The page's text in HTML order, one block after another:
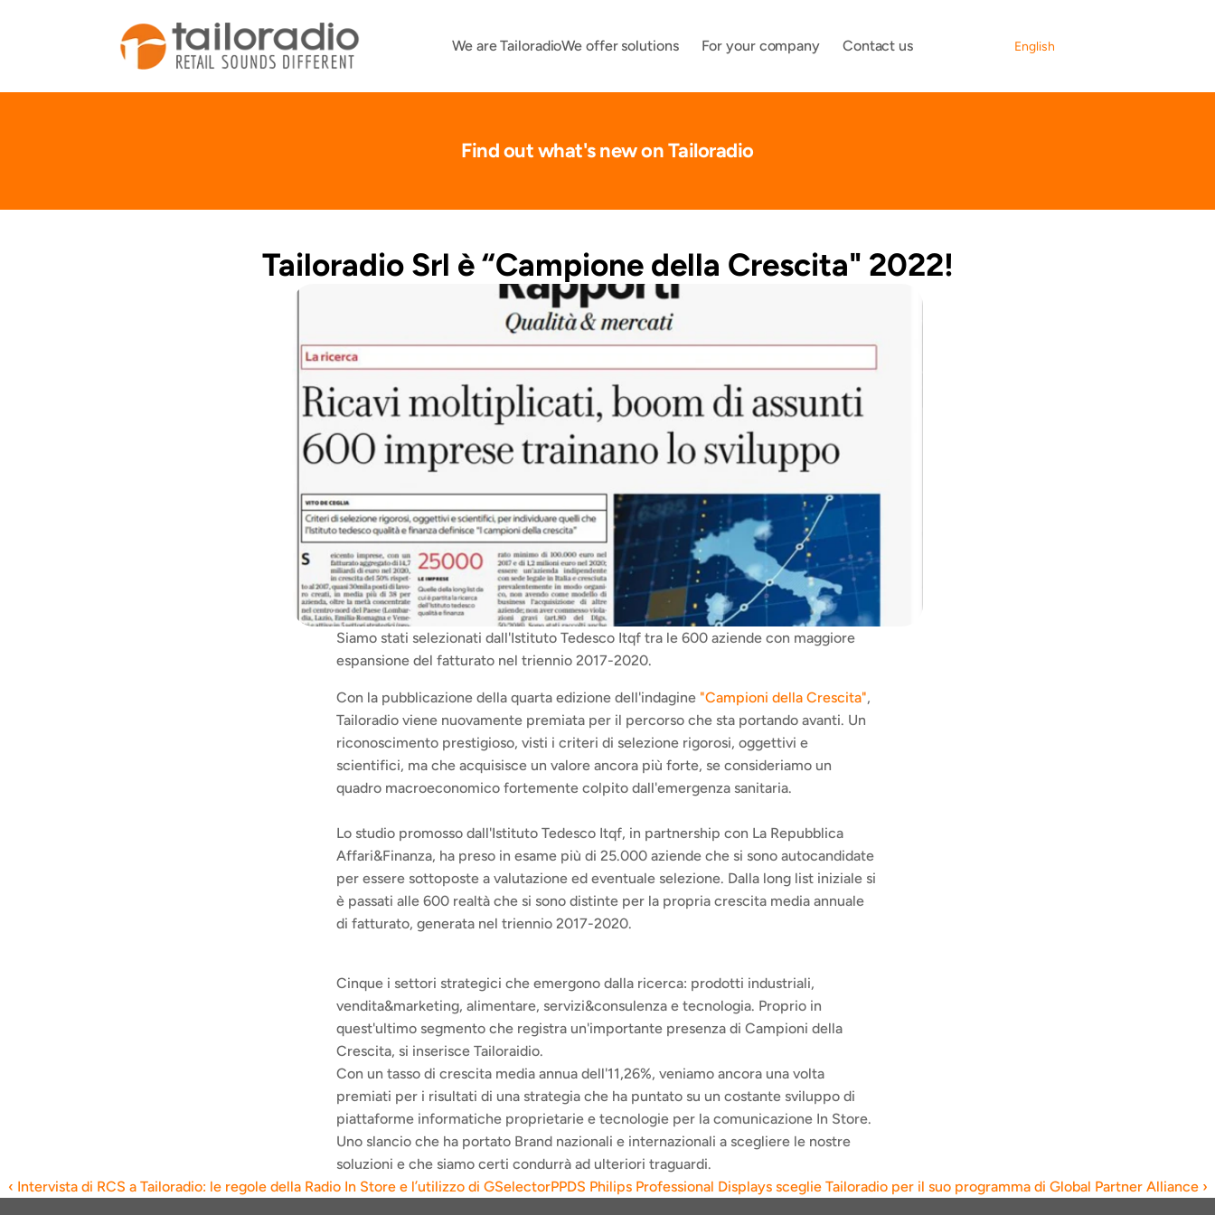
We are TailoradioWe offer solutions For your company Contact us English
Find out what's new on Tailoradio
Tailoradio Srl è “Campione della Crescita" 2022!
Siamo stati selezionati dall'Istituto Tedesco Itqf tra le 600 aziende con maggiore
espansione del fatturato nel triennio 2017-2020.
Con la pubblicazione della quarta edizione dell'indagine "Campioni della Crescita",
Tailoradio viene nuovamente premiata per il percorso che sta portando avanti. Un
riconoscimento prestigioso, visti i criteri di selezione rigorosi, oggettivi e
scientifici, ma che acquisisce un valore ancora più forte, se consideriamo un
quadro macroeconomico fortemente colpito dall'emergenza sanitaria.
Lo studio promosso dall'Istituto Tedesco Itqf, in partnership con La Repubblica
Affari&Finanza, ha preso in esame più di 25.000 aziende che si sono autocandidate
per essere sottoposte a valutazione ed eventuale selezione. Dalla long list iniziale si
è passati alle 600 realtà che si sono distinte per la propria crescita media annuale
di fatturato, generata nel triennio 2017-2020.
Cinque i settori strategici che emergono dalla ricerca: prodotti industriali,
vendita&marketing, alimentare, servizi&consulenza e tecnologia. Proprio in
quest'ultimo segmento che registra un'importante presenza di Campioni della
Crescita, si inserisce Tailoraidio.
Con un tasso di crescita media annua dell'11,26%, veniamo ancora una volta
premiati per i risultati di una strategia che ha puntato su un costante sviluppo di
piattaforme informatiche proprietarie e tecnologie per la comunicazione In Store.
Uno slancio che ha portato Brand nazionali e internazionali a scegliere le nostre
soluzioni e che siamo certi condurrà ad ulteriori traguardi.
‹ Intervista di RCS a Tailoradio: le regole della Radio In Store e l’utilizzo di GSelectorPPDS Philips Professional Displays sceglie Tailoradio per il suo programma di Global Partner Alliance ›